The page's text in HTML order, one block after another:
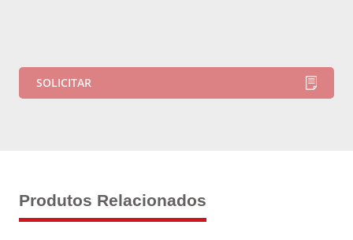
Produtos Relacionados